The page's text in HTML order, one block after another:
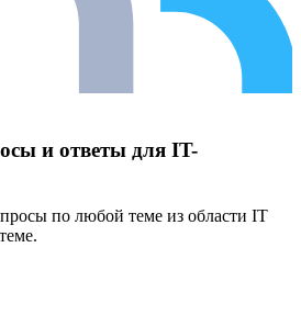
и ответы для IT-
по любой теме из области IT